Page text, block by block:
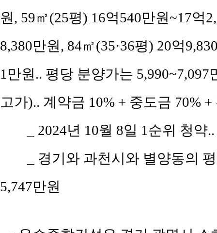
원, 59㎡(25평) 16억540만원~17억
8,380만원, 84㎡(35·36평) 20억
1만원.. 평당 분양가는
고가).. 계약금 10% + 중도금 70%
_ 2024년 10월 8일 1순위 청
_ 경기와 과천시와 별양동의
5,747만원